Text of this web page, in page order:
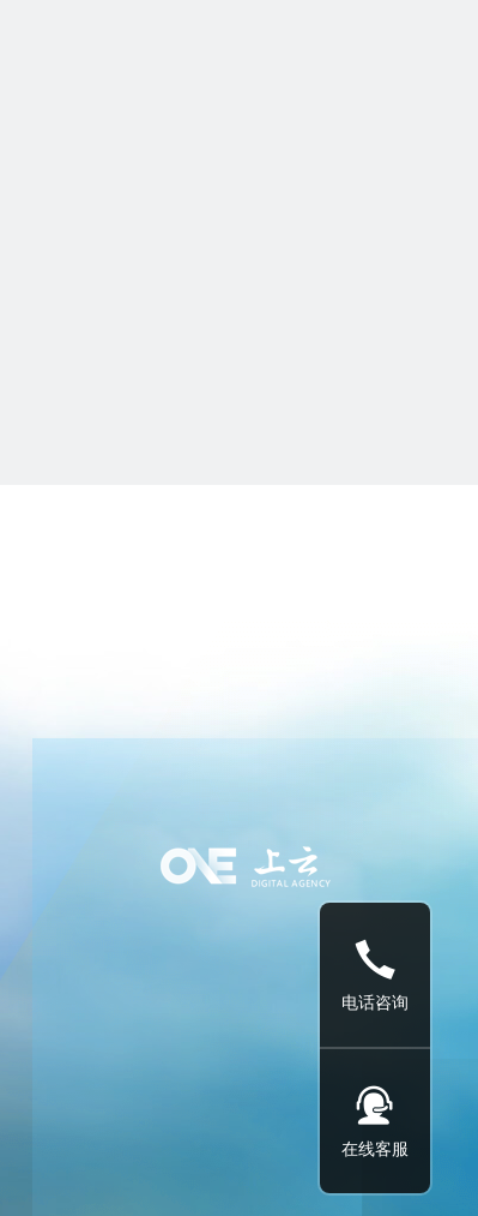
电话咨询
在线客服